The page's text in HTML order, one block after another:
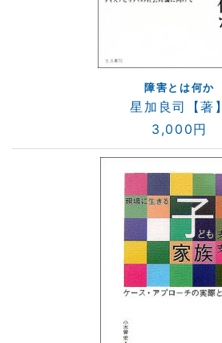
障害とは何か
星加良司【著】
3,000円